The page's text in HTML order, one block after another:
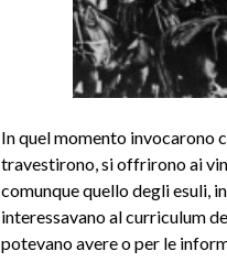
In quel momento invocarono
travestirono, si offrirono ai
comunque quello degli esuli,
interessavano al curriculum
potevano avere o per le